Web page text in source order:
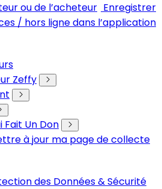
ou de l’acheteur Enregistrer
/ hors ligne dans l’application
Zeffy
Fait Un Don
à jour ma page de collecte
des Données & Sécurité